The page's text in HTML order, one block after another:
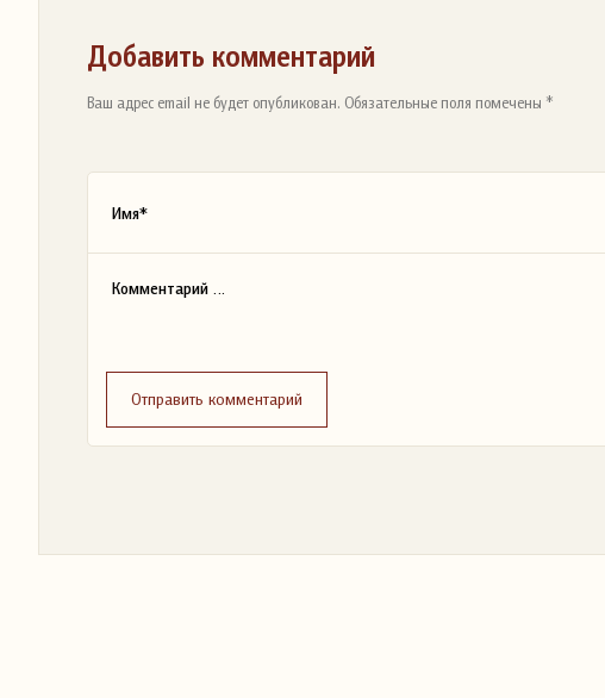
Добавить комментарий
Ваш адрес email не будет опубликован. Обязательные поля помечены *
Отправить комментарий